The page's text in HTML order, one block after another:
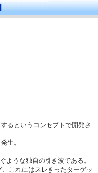
るというコンセプトで開発さ
生。
ような独自の引き波である。
これにはスレきったターゲッ